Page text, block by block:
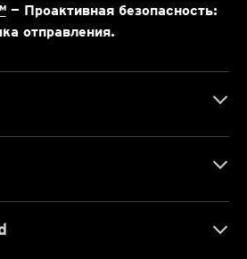
— Проактивная безопасность:
отправления.